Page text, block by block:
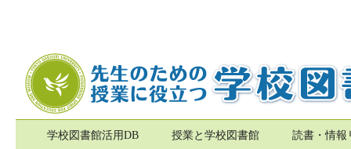
学校図書館活用DB 授業と学校図書館 読書・情報